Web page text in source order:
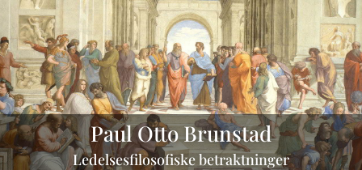
Paul Otto Brunstad
Ledelsesfilosofiske betraktninger